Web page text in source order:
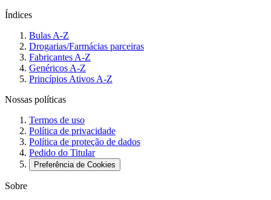
Índices
Bulas A-Z
Drogarias/Farmácias parceiras
Fabricantes A-Z
Genéricos A-Z
Princípios Ativos A-Z
Nossas políticas
Termos de uso
Política de privacidade
Política de proteção de dados
Pedido do Titular
Preferência de Cookies
Sobre